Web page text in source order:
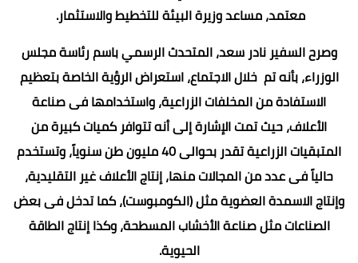
معتمد، مساعد وزيرة البيئة للتخطيط والاستثمار.
وصرح السفير نادر سعد، المتحدث الرسمي باسم رئاسة مجلس
الوزراء، بأنه تم خلال الاجتماع، استعراض الرؤية الخاصة بتعظيم
الاستفادة من المخلفات الزراعية، واستخدامها فى صناعة
الأعلاف، حيث تمت الإشارة إلى أنه تتوافر كميات كبيرة من
المتبقيات الزراعية تقدر بحوالى 40 مليون طن سنوياً، وتستخدم
حالياً فى عدد من المجالات منها، إنتاج الأعلاف غير التقليدية،
وإنتاج الاسمدة العضوية مثل (الكومبوست)، كما تدخل فى بعض
الصناعات مثل صناعة الأخشاب المسطحة، وكذا إنتاج الطاقة
الحيوية.